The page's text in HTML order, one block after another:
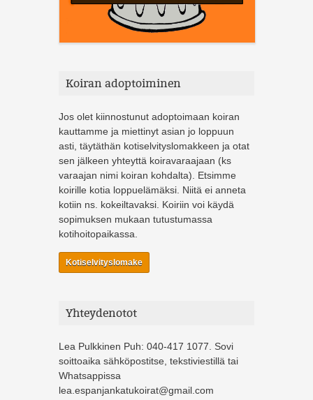
Koiran adoptoiminen
Jos olet kiinnostunut adoptoimaan koiran
kauttamme ja miettinyt asian jo loppuun
asti, täytäthän kotiselvityslomakkeen ja otat
sen jälkeen yhteyttä koiravaraajaan (ks
varaajan nimi koiran kohdalta). Etsimme
koirille kotia loppuelämäksi. Niitä ei anneta
kotiin ns. kokeiltavaksi. Koiriin voi käydä
sopimuksen mukaan tutustumassa
kotihoitopaikassa.
Kotiselvityslomake
Yhteydenotot
Lea Pulkkinen Puh: 040-417 1077. Sovi
soittoaika sähköpostitse, tekstiviestillä tai
Whatsappissa
lea.espanjankatukoirat@gmail.com